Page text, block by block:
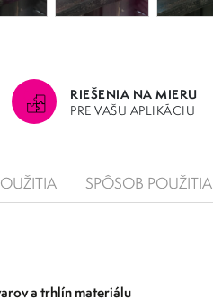
RIEŠENIA NA MIERU
PRE VAŠU APLIKÁCIU
SPÔSOB POUŽITIA
a trhlín materiálu